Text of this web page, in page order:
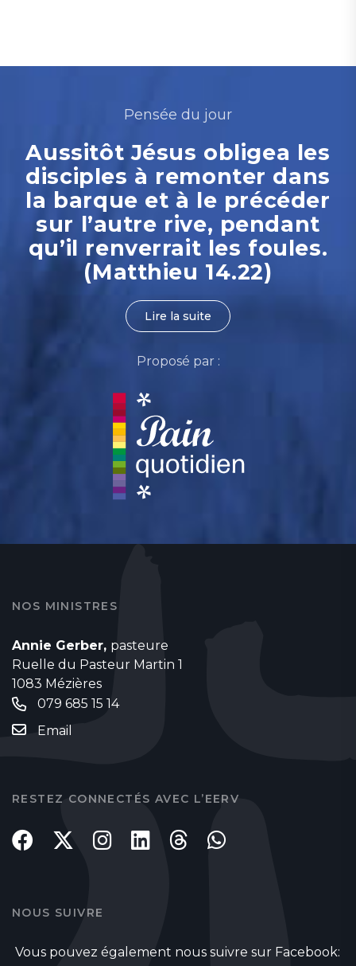
Pensée du jour
Aussitôt Jésus obligea les
disciples à remonter dans
la barque et à le précéder
sur l’autre rive, pendant
qu’il renverrait les foules.
(Matthieu 14.22)
Lire la suite
Proposé par :
NOS MINISTRES
Annie Gerber, pasteure
Ruelle du Pasteur Martin 1
1083 Mézières
079 685 15 14
Email
RESTEZ CONNECTÉS AVEC L’EERV
NOUS SUIVRE
Vous pouvez également nous suivre sur Facebook: